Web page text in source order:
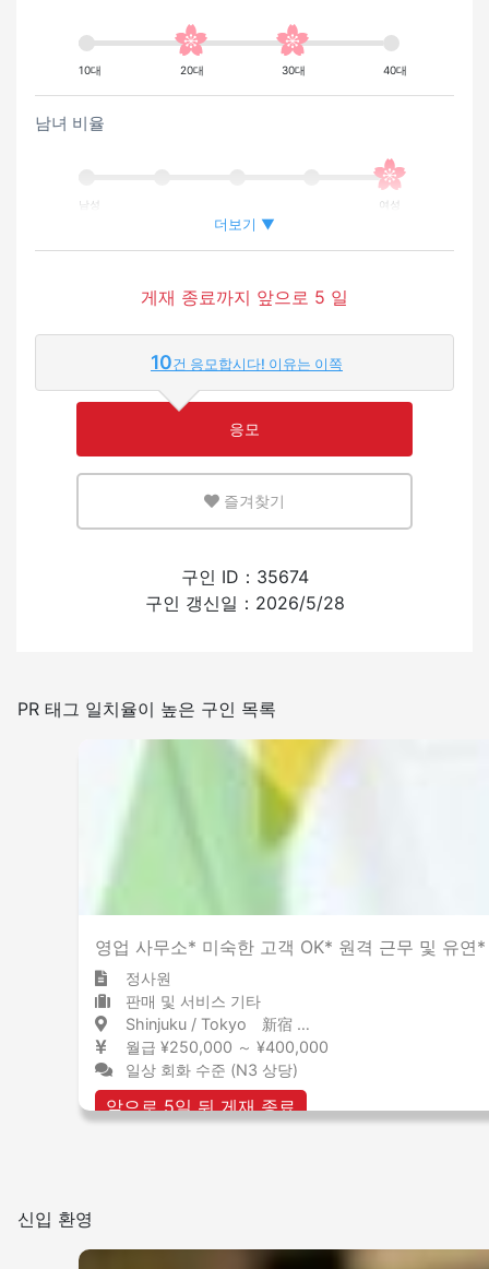
10대 20대 30대 40대
남녀 비율
남성 여성
외국인이 근무하는 비율
적은 많은
영어 또는 모국어를 살릴 수 있는 환경
적은 많은
외국인의 채용 경험
더보기 ▼
게재 종료까지 앞으로 5 일
10건 응모합시다! 이유는 이쪽
응모
즐겨찾기
구인 ID：35674
구인 갱신일：2026/5/28
PR 태그 일치율이 높은 구인 목록
영업 사무소* 미숙한 고객 OK* 원격 근무 및 유
정사원
판매 및 서비스 기타
Shinjuku / Tokyo 新宿 / 東京都
월급 ¥250,000 ～ ¥400,000
일상 회화 수준 (N3 상당)
앞으로 5일 뒤 게재 종료
신입 환영